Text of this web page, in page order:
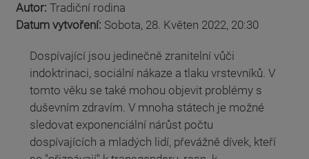
Autor: Tradiční rodina
Datum vytvoření: Sobota, 28. Květen 2022, 20:30
Dospívající jsou jedinečně zranitelní vůči
indoktrinaci, sociální nákaze a tlaku vrstevníků. V
tomto věku se také mohou objevit problémy s
duševním zdravím. V mnoha státech je možné
sledovat exponenciální nárůst počtu
dospívajících a mladých lidí, převážně dívek, kteří